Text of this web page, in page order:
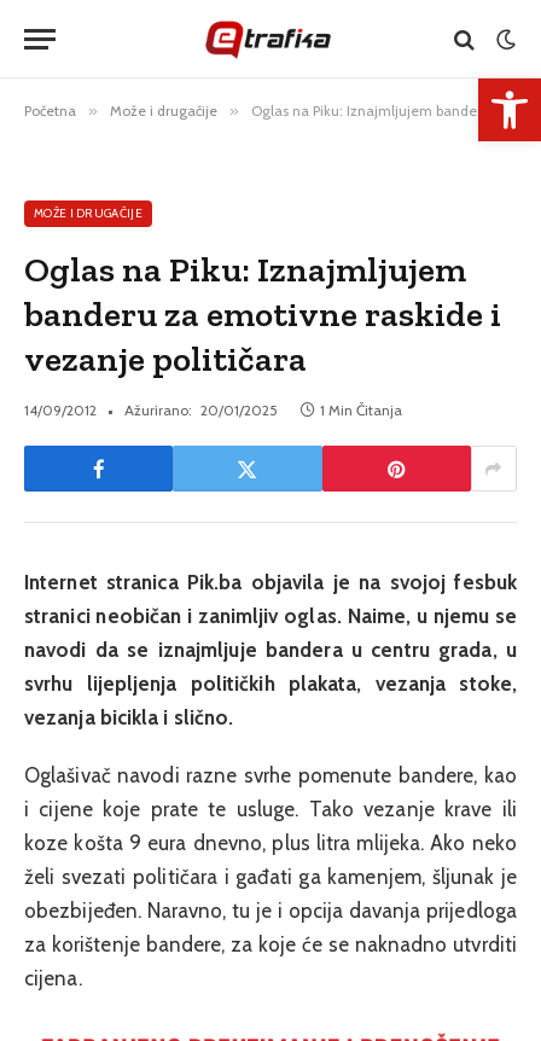
Početna » Može i drugačije » Oglas na Piku: Iznajmljujem banderu za emotivne raskide i vezanje političara
MOŽE I DRUGAČIJE
Oglas na Piku: Iznajmljujem
banderu za emotivne raskide i
vezanje političara
14/09/2012 Ažurirano: 20/01/2025 1 Min Čitanja
Internet stranica Pik.ba objavila je na svojoj fesbuk
stranici neobičan i zanimljiv oglas. Naime, u njemu se
navodi da se iznajmljuje bandera u centru grada, u
svrhu lijepljenja političkih plakata, vezanja stoke,
vezanja bicikla i slično.
Oglašivač navodi razne svrhe pomenute bandere, kao
i cijene koje prate te usluge. Tako vezanje krave ili
koze košta 9 eura dnevno, plus litra mlijeka. Ako neko
želi svezati političara i gađati ga kamenjem, šljunak je
obezbijeđen. Naravno, tu je i opcija davanja prijedloga
za korištenje bandere, za koje će se naknadno utvrditi
cijena.